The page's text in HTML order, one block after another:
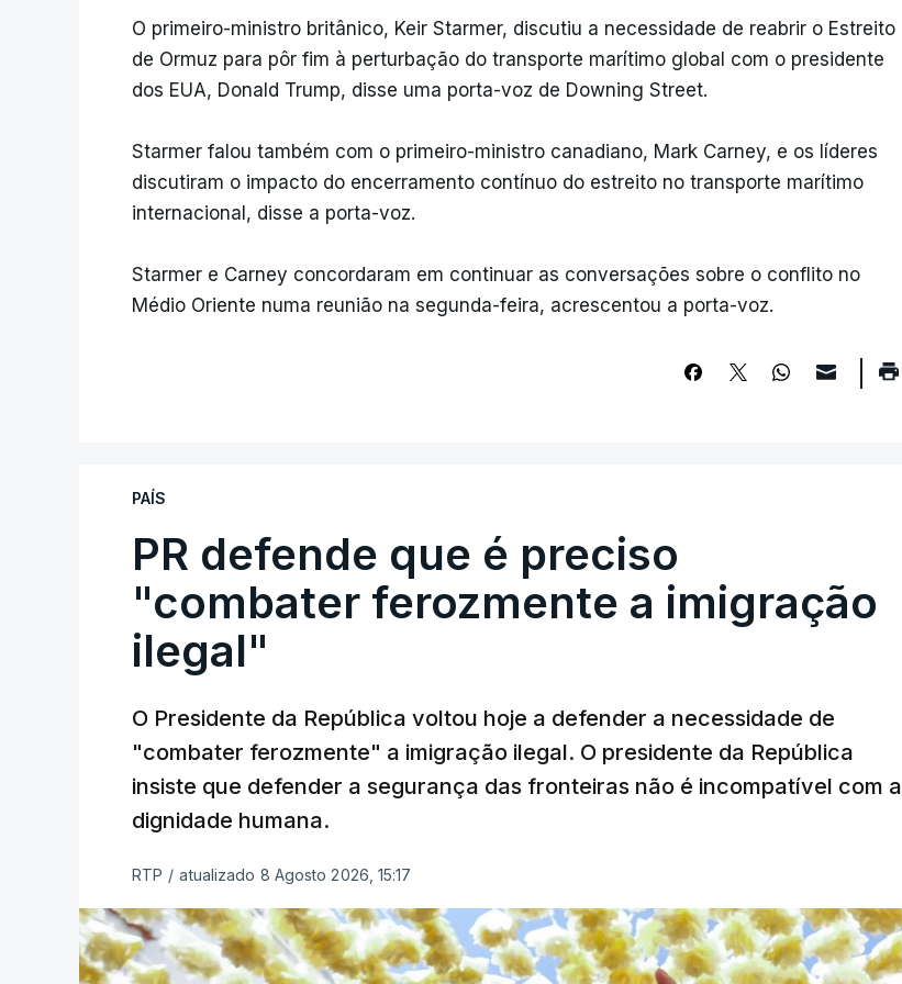
O primeiro-ministro britânico, Keir Starmer, discutiu a necessidade de reabrir o Estreito
de Ormuz para pôr fim à perturbação do transporte marítimo global com o presidente
dos EUA, Donald Trump, disse uma porta-voz de Downing Street.
Starmer falou também com o primeiro-ministro canadiano, Mark Carney, e os líderes
discutiram o impacto do encerramento contínuo do estreito no transporte marítimo
internacional, disse a porta-voz.
Starmer e Carney concordaram em continuar as conversações sobre o conflito no
Médio Oriente numa reunião na segunda-feira, acrescentou a porta-voz.
PAÍS
PR defende que é preciso
"combater ferozmente a imigração
ilegal"
O Presidente da República voltou hoje a defender a necessidade de
"combater ferozmente" a imigração ilegal. O presidente da República
insiste que defender a segurança das fronteiras não é incompatível com a
dignidade humana.
RTP / atualizado 8 Agosto 2026, 15:17